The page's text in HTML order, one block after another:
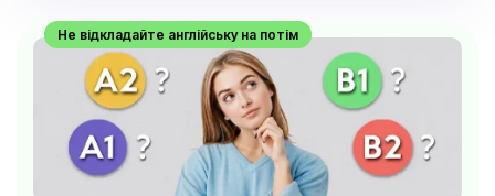
Не відкладайте англійську на потім